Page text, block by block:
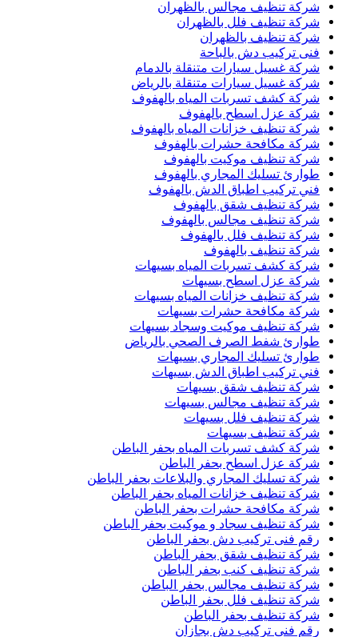
شركة تنظيف مجالس بالظهران
شركة تنظيف فلل بالظهران
شركة تنظيف بالظهران
فنى تركيب دش بالباحة
شركة غسيل سيارات متنقلة بالدمام
شركة غسيل سيارات متنقلة بالرياض
شركة كشف تسربات المياه بالهفوف
شركة عزل اسطح بالهفوف
شركة تنظيف خزانات المياه بالهفوف
شركة مكافحة حشرات بالهفوف
شركة تنظيف موكيت بالهفوف
طوارئ تسليك المجاري بالهفوف
فني تركيب اطباق الدش بالهفوف
شركة تنظيف شقق بالهفوف
شركة تنظيف مجالس بالهفوف
شركة تنظيف فلل بالهفوف
شركة تنظيف بالهفوف
شركة كشف تسربات المياه بسيهات
شركة عزل اسطح بسيهات
شركة تنظيف خزانات المياه بسيهات
شركة مكافحة حشرات بسيهات
شركة تنظيف موكيت وسجاد بسيهات
طوارئ شفط الصرف الصحي بالرياض
طوارئ تسليك المجاري بسيهات
فني تركيب اطباق الدش بسيهات
شركة تنظيف شقق بسيهات
شركة تنظيف مجالس بسيهات
شركة تنظيف فلل بسيهات
شركة تنظيف بسيهات
شركة كشف تسربات المياه بحفر الباطن
شركة عزل اسطح بحفر الباطن
شركة تسليك المجاري والبلاعات بحفر الباطن
شركة تنظيف خزانات المياه بحفر الباطن
شركة مكافحة حشرات بحفر الباطن
شركة تنظيف سجاد و موكيت بحفر الباطن
رقم فنى تركيب دش بحفر الباطن
شركة تنظيف شقق بحفر الباطن
شركة تنظيف كنب بحفر الباطن
شركة تنظيف مجالس بحفر الباطن
شركة تنظيف فلل بحفر الباطن
شركة تنظيف بحفر الباطن
رقم فنى تركيب دش بجازان